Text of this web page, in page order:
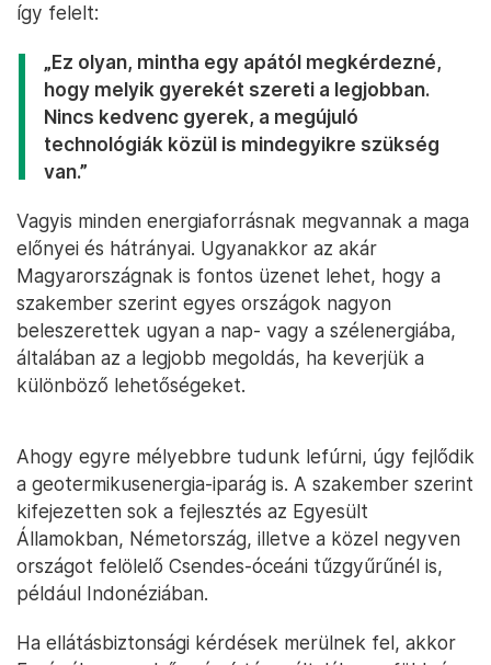
így felelt:
„Ez olyan, mintha egy apától megkérdezné,
hogy melyik gyerekét szereti a legjobban.
Nincs kedvenc gyerek, a megújuló
technológiák közül is mindegyikre szükség
van.”
Vagyis minden energiaforrásnak megvannak a maga
előnyei és hátrányai. Ugyanakkor az akár
Magyarországnak is fontos üzenet lehet, hogy a
szakember szerint egyes országok nagyon
beleszerettek ugyan a nap- vagy a szélenergiába,
általában az a legjobb megoldás, ha keverjük a
különböző lehetőségeket.
Ahogy egyre mélyebbre tudunk lefúrni, úgy fejlődik
a geotermikusenergia-iparág is. A szakember szerint
kifejezetten sok a fejlesztés az Egyesült
Államokban, Németország, illetve a közel negyven
országot felölelő Csendes-óceáni tűzgyűrűnél is,
például Indonéziában.
Ha ellátásbiztonsági kérdések merülnek fel, akkor